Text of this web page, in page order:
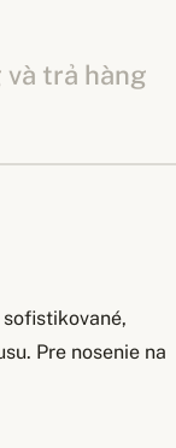
và trả hàng
Pre nosenie na